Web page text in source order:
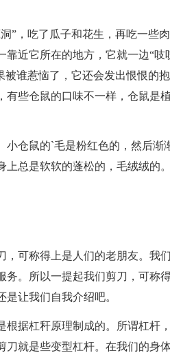
，吃了瓜子和花生，再吃一些
靠近它所在的地方，它就一边“
被谁惹恼了，它还会发出恨恨的
有些仓鼠的口味不一样，仓鼠是
仓鼠的`毛是粉红色的，然后渐
总是软软的蓬松的，毛绒绒的。
可称得上是人们的老朋友。我
务。所以一提起我们剪刀，可称
让我们自我介绍吧。
据杠秆原理制成的。所谓杠杆
刀就是些变型杠杆。在我们的身